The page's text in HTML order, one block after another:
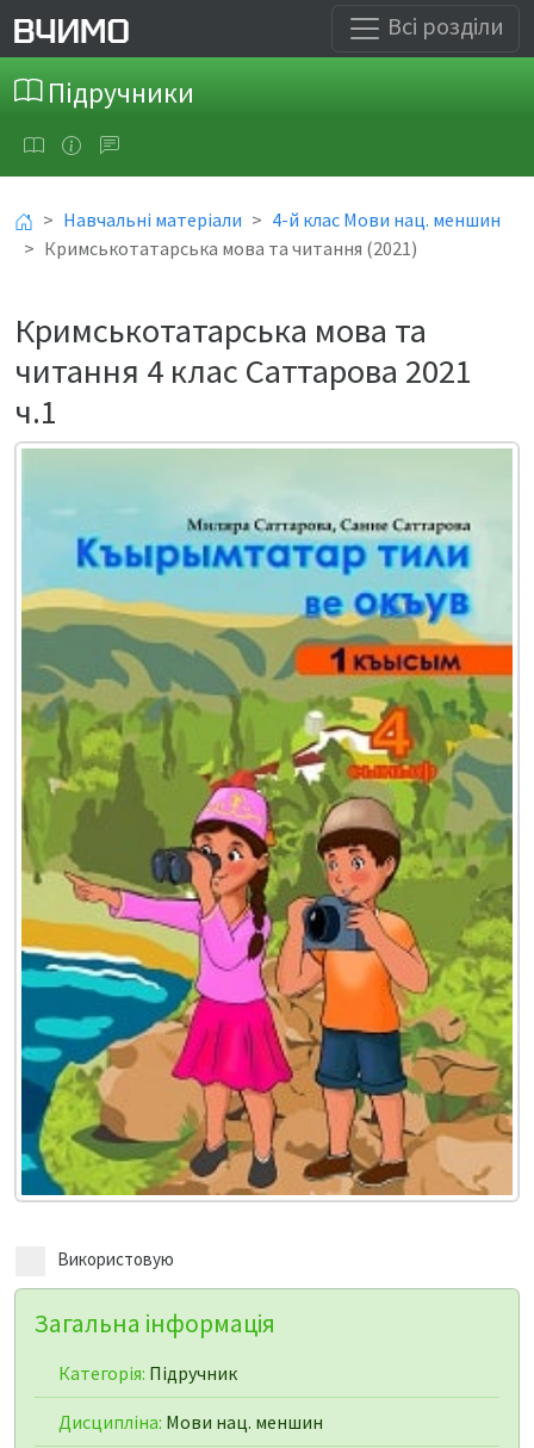
Всі розділи
Підручники
Навчальні матеріали
4-й клас Мови нац. меншин
Кримськотатарська мова та читання (2021)
Кримськотатарська мова та
читання 4 клас Саттарова 2021
ч.1
Використовую
Загальна інформація
Категорія: Підручник
Дисципліна: Мови нац. меншин